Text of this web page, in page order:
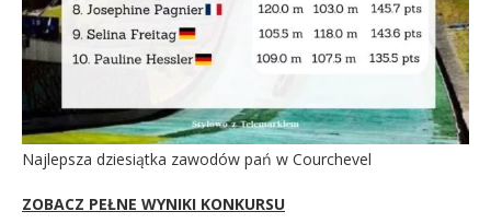
Najlepsza dziesiątka zawodów pań w Courchevel
ZOBACZ PEŁNE WYNIKI KONKURSU